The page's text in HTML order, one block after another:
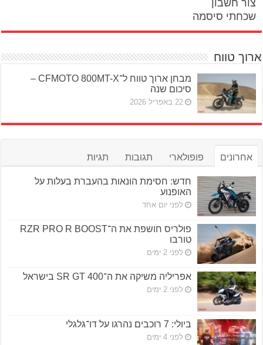
צור חשבון
שכחתי סיסמה
ארוך טווח
מבחן ארוך טווח ל־CFMOTO 800MT-X –
סיכום שנה
22 באפריל 2026
אחרונים פופולארי תגובות תגיות
חדש: חסימת הונאות בהעברת בעלות על
האופנוע
לפני יום אחד
פולריס חושפת את ה־RZR PRO R BOOST
טורבו
לפני 2 ימים
אפריליה משיקה את ה־SR GT 400 בישראל
לפני 2 ימים
ביולי: 7 רוכבים נהרגו על דו־גלגלי
לפני 4 ימים